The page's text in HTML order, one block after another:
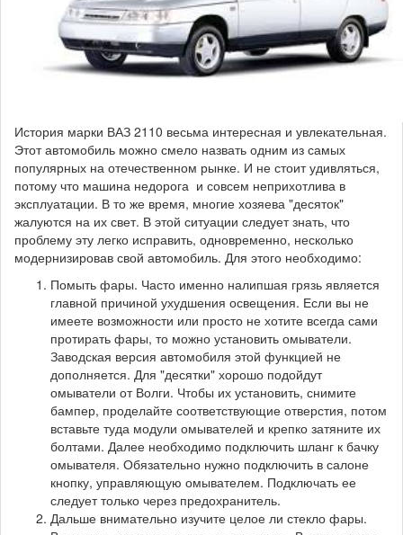
История марки ВАЗ 2110 весьма интересная и увлекательная.
Этот автомобиль можно смело назвать одним из самых
популярных на отечественном рынке. И не стоит удивляться,
потому что машина недорога и совсем неприхотлива в
эксплуатации. В то же время, многие хозяева "десяток"
жалуются на их свет. В этой ситуации следует знать, что
проблему эту легко исправить, одновременно, несколько
модернизировав свой автомобиль. Для этого необходимо:
Помыть фары. Часто именно налипшая грязь является
главной причиной ухудшения освещения. Если вы не
имеете возможности или просто не хотите всегда сами
протирать фары, то можно установить омыватели.
Заводская версия автомобиля этой функцией не
дополняется. Для "десятки" хорошо подойдут
омыватели от Волги. Чтобы их установить, снимите
бампер, проделайте соответствующие отверстия, потом
вставьте туда модули омывателей и крепко затяните их
болтами. Далее необходимо подключить шланг к бачку
омывателя. Обязательно нужно подключить в салоне
кнопку, управляющую омывателем. Подключать ее
следует только через предохранитель.
Дальше внимательно изучите целое ли стекло фары.